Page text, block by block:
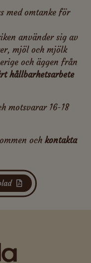
med omtanke för
använder sig av
mjöl och mjölk
och äggen från
hållbarhetsarbete
motsvarar 16-18
och kontakta